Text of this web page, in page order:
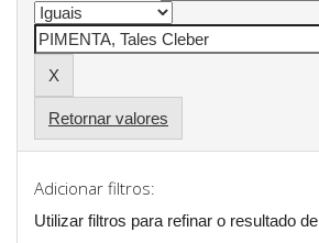
Retornar valores
Adicionar filtros:
Utilizar filtros para refinar o resultado